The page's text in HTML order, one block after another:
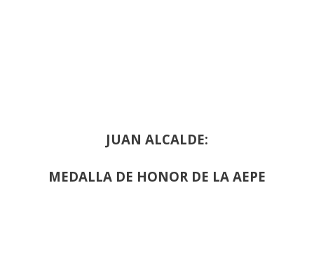
JUAN ALCALDE:
MEDALLA DE HONOR DE LA AEPE